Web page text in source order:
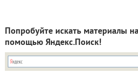
Попробуйте искать материалы
помощью Яндекс.Поиск!